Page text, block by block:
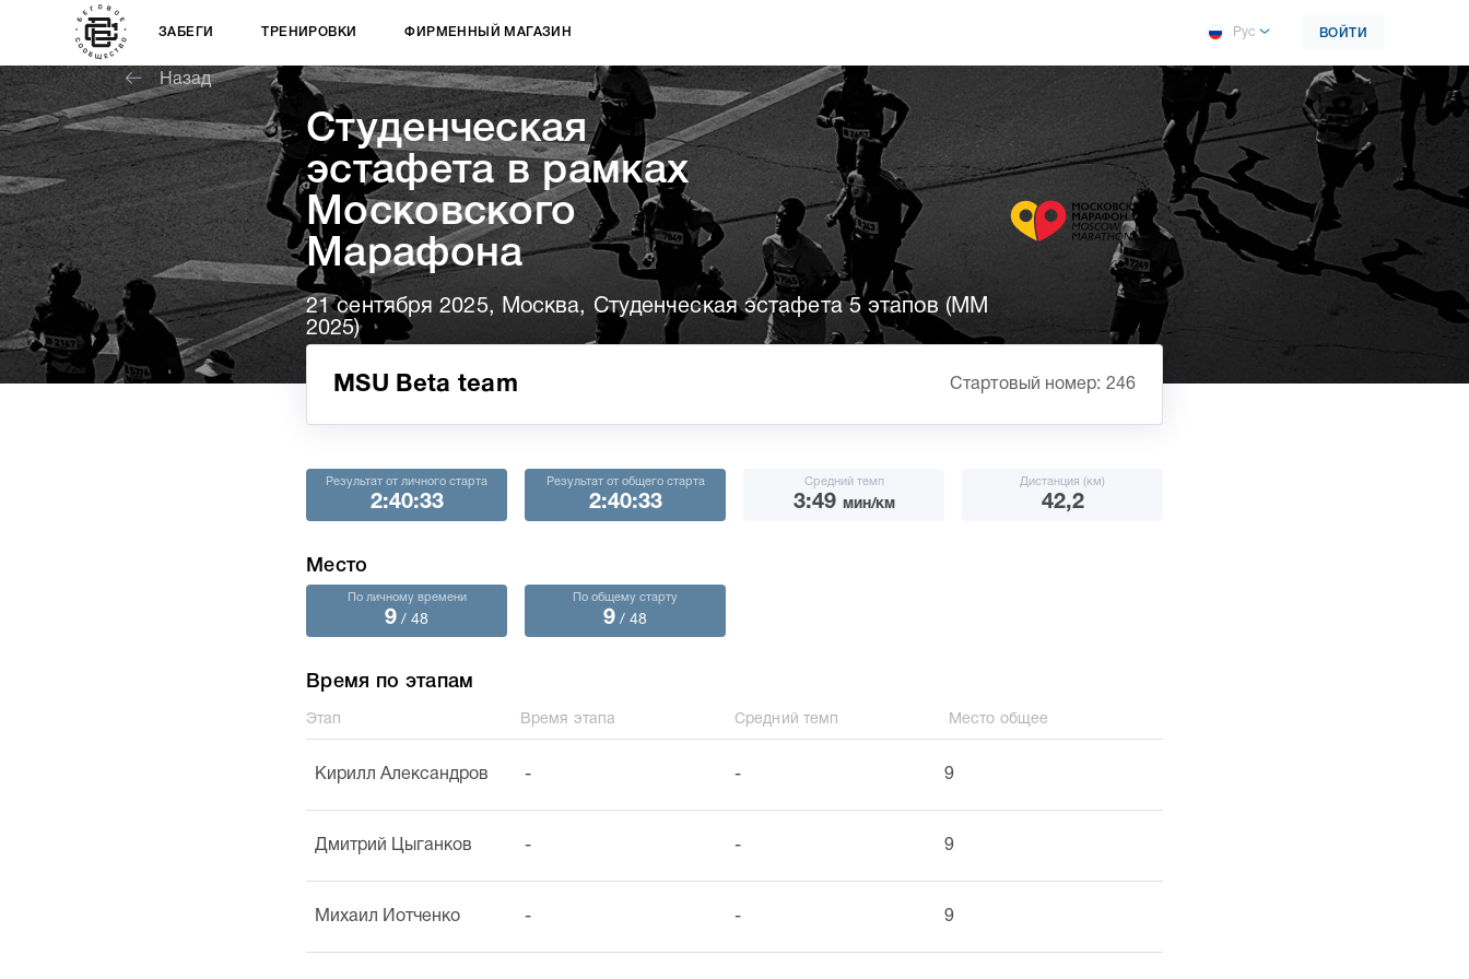
ЗАБЕГИ ТРЕНИРОВКИ ФИРМЕННЫЙ МАГАЗИН Рус ВОЙТИ
Назад
Cтуденческая
эстафета в рамках
Московского
Марафона
21 сентября 2025, Москва, Студенческая эстафета 5 этапов (ММ
2025)
MSU Beta team Стартовый номер: 246
Результат от личного старта
2:40:33
Результат от общего старта
2:40:33
Средний темп
3:49 мин/км
Дистанция (км)
42,2
Место
По личному времени
9 / 48
По общему старту
9 / 48
Время по этапам
Этап Время этапа Средний темп Место общее
Кирилл Александров - - 9
Дмитрий Цыганков - - 9
Михаил Иотченко - - 9